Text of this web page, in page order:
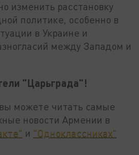
изменить расстановку
политике, особенно в
в Украине и
между Западом и
"Царьграда"!
можете читать самые
новости Армении в
и "Одноклассниках"